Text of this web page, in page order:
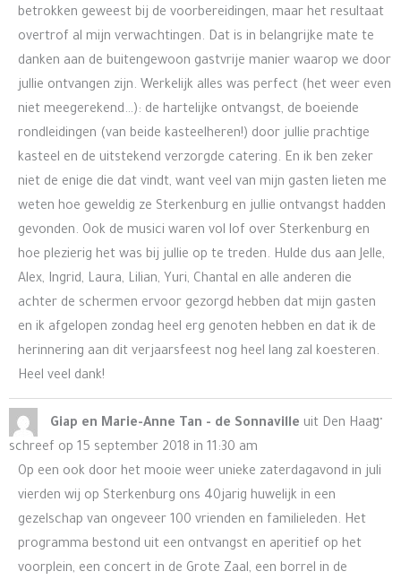
betrokken geweest bij de voorbereidingen, maar het resultaat
overtrof al mijn verwachtingen. Dat is in belangrijke mate te
danken aan de buitengewoon gastvrije manier waarop we door
jullie ontvangen zijn. Werkelijk alles was perfect (het weer even
niet meegerekend…): de hartelijke ontvangst, de boeiende
rondleidingen (van beide kasteelheren!) door jullie prachtige
kasteel en de uitstekend verzorgde catering. En ik ben zeker
niet de enige die dat vindt, want veel van mijn gasten lieten me
weten hoe geweldig ze Sterkenburg en jullie ontvangst hadden
gevonden. Ook de musici waren vol lof over Sterkenburg en
hoe plezierig het was bij jullie op te treden. Hulde dus aan Jelle,
Alex, Ingrid, Laura, Lilian, Yuri, Chantal en alle anderen die
achter de schermen ervoor gezorgd hebben dat mijn gasten
en ik afgelopen zondag heel erg genoten hebben en dat ik de
herinnering aan dit verjaarsfeest nog heel lang zal koesteren.
Heel veel dank!
Giap en Marie-Anne Tan - de Sonnaville uit Den Haag
schreef op 15 september 2018 in 11:30 am
Op een ook door het mooie weer unieke zaterdagavond in juli
vierden wij op Sterkenburg ons 40jarig huwelijk in een
gezelschap van ongeveer 100 vrienden en familieleden. Het
programma bestond uit een ontvangst en aperitief op het
voorplein, een concert in de Grote Zaal, een borrel in de
...